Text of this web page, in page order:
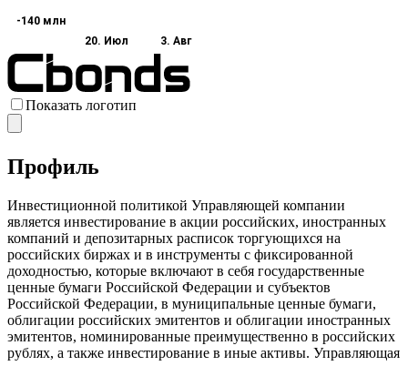
20. Июл 3. Авг
-140 млн
Показать логотип
Профиль
Инвестиционной политикой Управляющей компании
является инвестирование в акции российских, иностранных
компаний и депозитарных расписок торгующихся на
российских биржах и в инструменты с фиксированной
доходностью, которые включают в себя государственные
ценные бумаги Российской Федерации и субъектов
Российской Федерации, в муниципальные ценные бумаги,
облигации российских эмитентов и облигации иностранных
эмитентов, номинированные преимущественно в российских
рублях, а также инвестирование в иные активы. Управляющая